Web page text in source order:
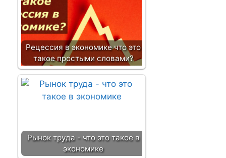
и
Рецессия в экономике что это
такое простыми словами?
Рынок труда - что это такое в
экономике